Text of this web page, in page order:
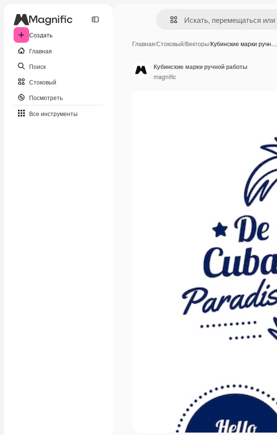
Создать
Главная
Поиск
Стоковый
Посмотреть
Все инструменты
Главная/Стоковый/Векторы/Кубинские марки ручн…
Кубинские марки ручной работы
magnific